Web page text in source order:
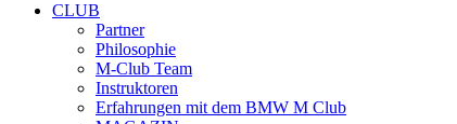
CLUB
Partner
Philosophie
M-Club Team
Instruktoren
Erfahrungen mit dem BMW M Club